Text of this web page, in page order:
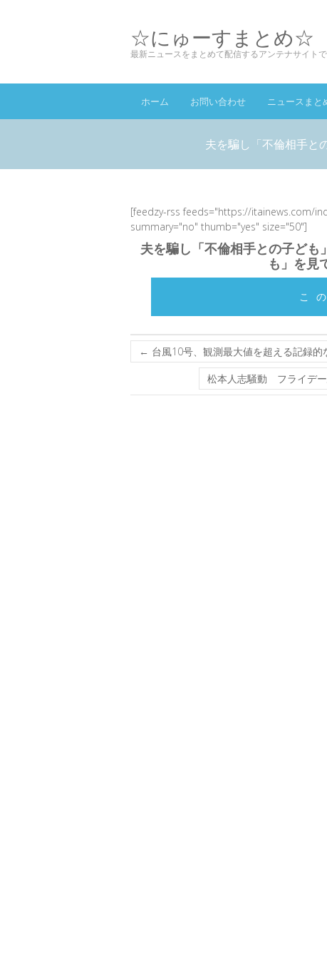
☆にゅーすまとめ☆
最新ニュースをまとめて配信するアンテナサイト
ホーム お問い合わせ ニュースまと
夫を騙し「不倫相手と
[feedzy-rss feeds="https://itainews.com/
summary="no" thumb="yes" size="50"]
夫を騙し「不倫相手との子ど
も」を見
こ
← 台風10号、観測最大値を超える記録的
松本人志騒動 フライデ